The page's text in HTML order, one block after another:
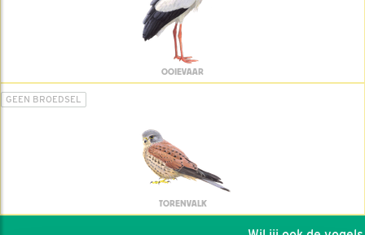
OOIEVAAR
GEEN BROEDSEL
TORENVALK